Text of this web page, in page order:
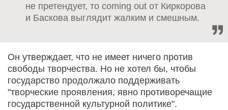
не претендует, то coming out от Киркорова
и Баскова выглядит жалким и смешным.
Он утверждает, что не имеет ничего против
свободы творчества. Но не хотел бы, чтобы
государство продолжало поддерживать
"творческие проявления, явно противоречащие
государственной культурной политике".